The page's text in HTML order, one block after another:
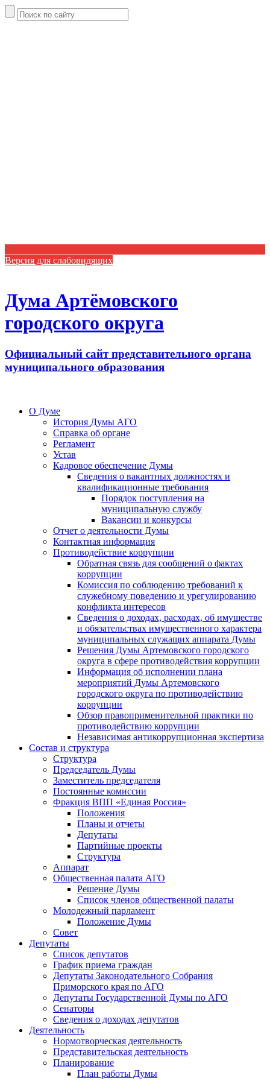
Версия для слабовидящих
Дума Артёмовского
городского округа
Официальный сайт представительного органа
муниципального образования
О Думе
История Думы АГО
Справка об органе
Регламент
Устав
Кадровое обеспечение Думы
Сведения о вакантных должностях и
квалификационные требования
Порядок поступления на
муниципальную службу
Вакансии и конкурсы
Отчет о деятельности Думы
Контактная информация
Противодействие коррупции
Обратная связь для сообщений о фактах
коррупции
Комиссия по соблюдению требований к
служебному поведению и урегулированию
конфликта интересов
Сведения о доходах, расходах, об имуществе
и обязательствах имущественного характера
муниципальных служащих аппарата Думы
Решения Думы Артемовского городского
округа в сфере противодействия коррупции
Информация об исполнении плана
мероприятий Думы Артемовского
городского округа по противодействию
коррупции
Обзор правоприменительной практики по
противодействию коррупции
Независимая антикоррупционная экспертиза
Состав и структура
Структура
Председатель Думы
Заместитель председателя
Постоянные комиссии
Фракция ВПП «Единая Россия»
Положения
Планы и отчеты
Депутаты
Партийные проекты
Структура
Аппарат
Общественная палата АГО
Решение Думы
Список членов общественной палаты
Молодежный парламент
Положение Думы
Совет
Депутаты
Список депутатов
График приема граждан
Депутаты Законодательного Собрания
Приморского края по АГО
Депутаты Государственной Думы по АГО
Сенаторы
Сведения о доходах депутатов
Деятельность
Нормотворческая деятельность
Представительская деятельность
Планирование
План работы Думы